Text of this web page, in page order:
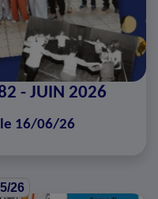
- JUIN 2026
16/06/26
26